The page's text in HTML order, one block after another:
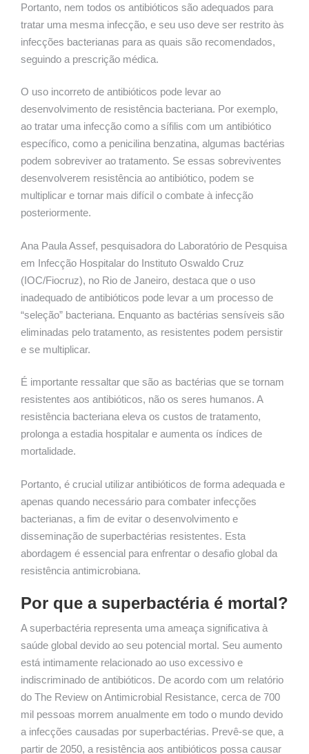
Portanto, nem todos os antibióticos são adequados para
tratar uma mesma infecção, e seu uso deve ser restrito às
infecções bacterianas para as quais são recomendados,
seguindo a prescrição médica.
O uso incorreto de antibióticos pode levar ao
desenvolvimento de resistência bacteriana. Por exemplo,
ao tratar uma infecção como a sífilis com um antibiótico
específico, como a penicilina benzatina, algumas bactérias
podem sobreviver ao tratamento. Se essas sobreviventes
desenvolverem resistência ao antibiótico, podem se
multiplicar e tornar mais difícil o combate à infecção
posteriormente.
Ana Paula Assef, pesquisadora do Laboratório de Pesquisa
em Infecção Hospitalar do Instituto Oswaldo Cruz
(IOC/Fiocruz), no Rio de Janeiro, destaca que o uso
inadequado de antibióticos pode levar a um processo de
“seleção” bacteriana. Enquanto as bactérias sensíveis são
eliminadas pelo tratamento, as resistentes podem persistir
e se multiplicar.
É importante ressaltar que são as bactérias que se tornam
resistentes aos antibióticos, não os seres humanos. A
resistência bacteriana eleva os custos de tratamento,
prolonga a estadia hospitalar e aumenta os índices de
mortalidade.
Portanto, é crucial utilizar antibióticos de forma adequada e
apenas quando necessário para combater infecções
bacterianas, a fim de evitar o desenvolvimento e
disseminação de superbactérias resistentes. Esta
abordagem é essencial para enfrentar o desafio global da
resistência antimicrobiana.
Por que a superbactéria é mortal?
A superbactéria representa uma ameaça significativa à
saúde global devido ao seu potencial mortal. Seu aumento
está intimamente relacionado ao uso excessivo e
indiscriminado de antibióticos. De acordo com um relatório
do The Review on Antimicrobial Resistance, cerca de 700
mil pessoas morrem anualmente em todo o mundo devido
a infecções causadas por superbactérias. Prevê-se que, a
partir de 2050, a resistência aos antibióticos possa causar